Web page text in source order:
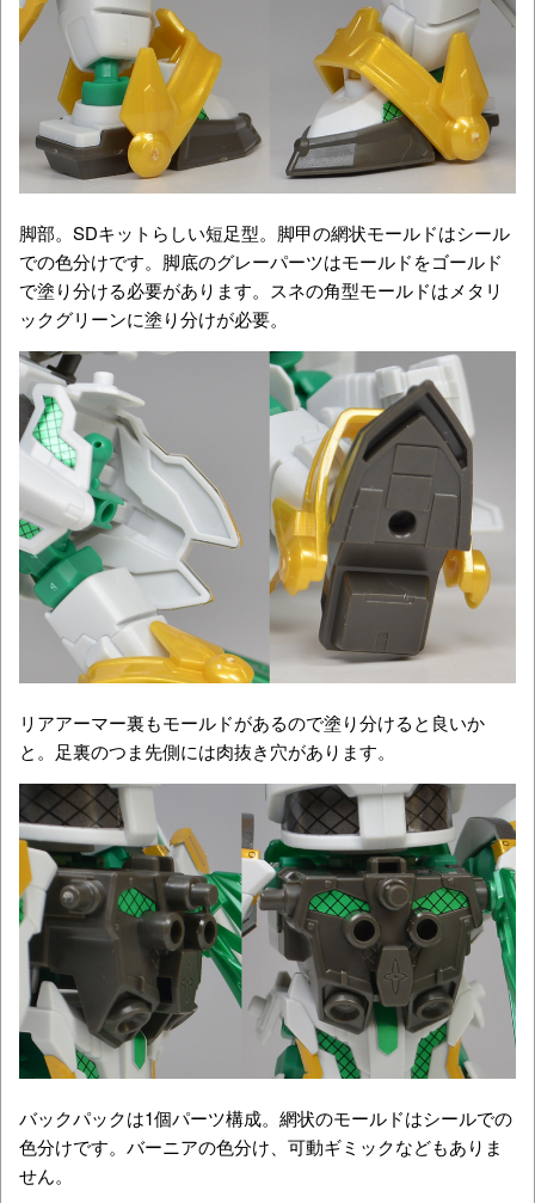
脚部。SDキットらしい短足型。脚甲の網状モールドはシール
での色分けです。脚底のグレーパーツはモールドをゴールド
で塗り分ける必要があります。スネの角型モールドはメタリ
ックグリーンに塗り分けが必要。
リアアーマー裏もモールドがあるので塗り分けると良いか
と。足裏のつま先側には肉抜き穴があります。
バックパックは1個パーツ構成。網状のモールドはシールでの
色分けです。バーニアの色分け、可動ギミックなどもありま
せん。